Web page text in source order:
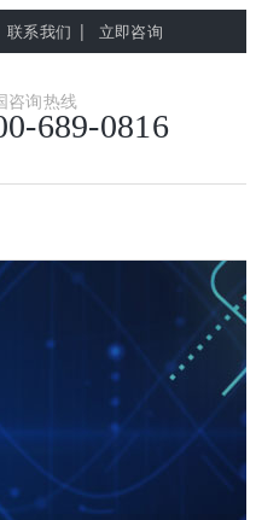
联系我们 | 立即咨询
咨询热线
689-0816